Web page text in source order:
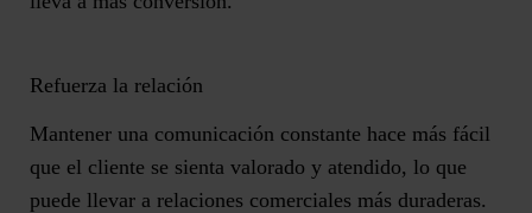
Refuerza la relación
Mantener una comunicación constante hace más fácil
que el cliente se sienta valorado y atendido, lo que
puede llevar a relaciones comerciales más duraderas.